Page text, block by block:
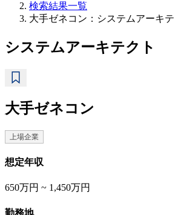
検索結果一覧
大手ゼネコン：システムアーキ
システムアーキテクト
大手ゼネコン
上場企業
想定年収
650万円 ~ 1,450万円